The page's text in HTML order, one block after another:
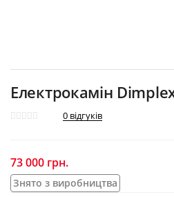
Електрокамін
0 відгуків
73 000 грн.
Знято з виробництва